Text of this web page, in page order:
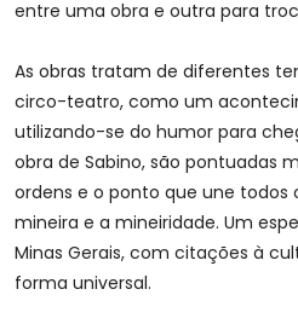
entre uma obra e outra para
As obras tratam de diferentes
circo-teatro, como um
utilizando-se do humor para
obra de Sabino, são pontuadas
ordens e o ponto que une todos
mineira e a mineiridade. Um
Minas Gerais, com citações à
forma universal.